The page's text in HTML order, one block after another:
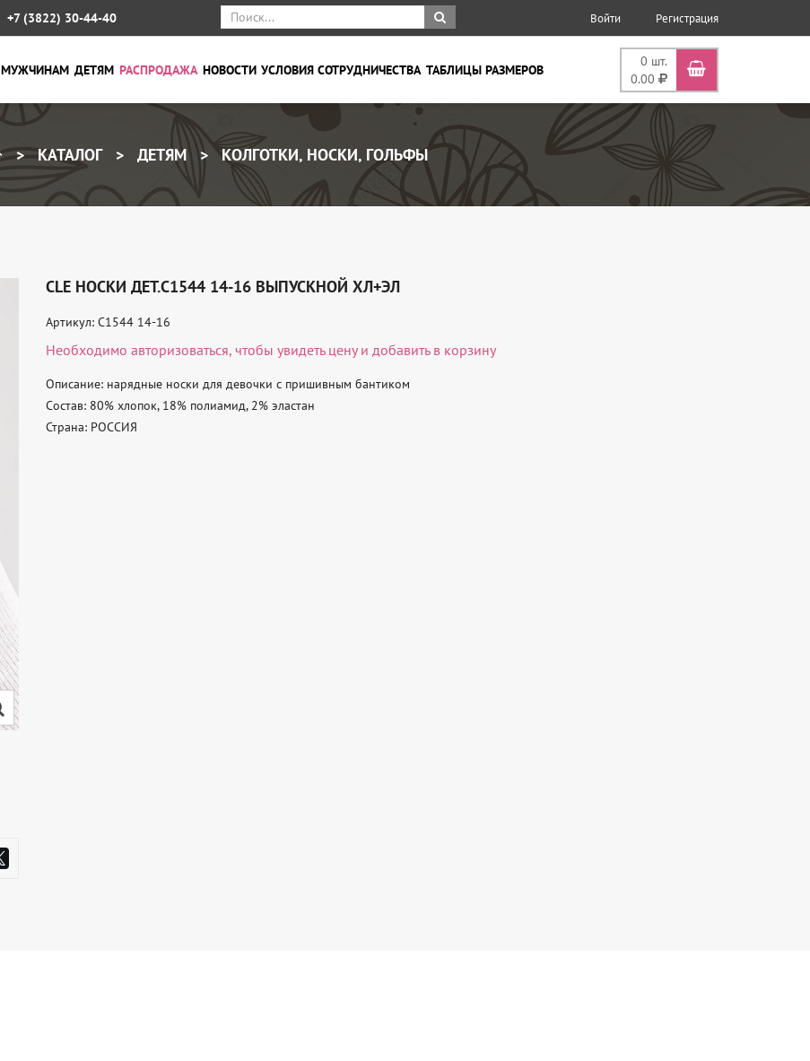
+7 (3822) 30-44-40 Войти Регистрация
0 шт.
0.00
МУЖЧИНАМ ДЕТЯМ РАСПРОДАЖА НОВОСТИ УСЛОВИЯ СОТРУДНИЧЕСТВА ТАБЛИЦЫ РАЗМЕРОВ
КАТАЛОГ ДЕТЯМ КОЛГОТКИ, НОСКИ, ГОЛЬФЫ
CLE НОСКИ ДЕТ.С1544 14-16 ВЫПУСКНОЙ ХЛ+ЭЛ
Артикул: С1544 14-16
Необходимо авторизоваться, чтобы увидеть цену и добавить в корзину
Описание: нарядные носки для девочки с пришивным бантиком
Состав: 80% хлопок, 18% полиамид, 2% эластан
Страна: РОССИЯ